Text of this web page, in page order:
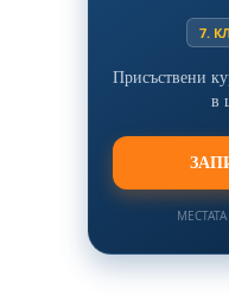
7.
Присъствени
в